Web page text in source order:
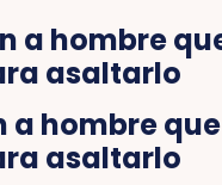
a hombre que
asaltarlo